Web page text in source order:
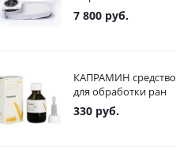
7 800 руб.
КАПРАМИН средство
для обработки ран
330 руб.